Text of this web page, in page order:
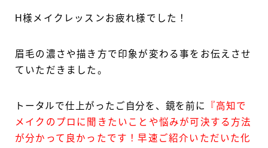
H様メイクレッスンお疲れ様でした！
眉毛の濃さや描き方で印象が変わる事をお伝えさせ
ていただきました。
トータルで仕上がったご自分を、鏡を前に
『高知で
メイクのプロに聞きたいことや悩みが可決する方法
が分かって良かったです！早速ご紹介いただいた化